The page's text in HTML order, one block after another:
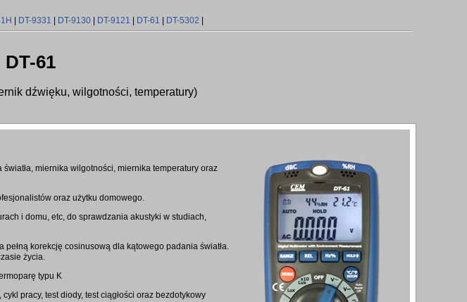
DT-9331 DT-9130 DT-9121 DT-61 DT-5302
DT-61
dźwięku, wilgotności, temperatury)
miernika wilgotności, miernika temperatury oraz
oraz użytku domowego.
i domu, etc, do sprawdzania akustyki w studiach,
korekcję cosinusową dla kątowego padania światła.
życia.
typu K
pracy, test diody, test ciągłości oraz bezdotykowy